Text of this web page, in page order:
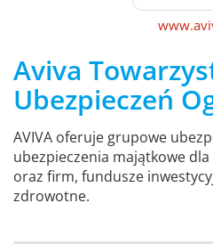
Aviva
Ubezpieczeń
AVIVA oferuje grupowe
ubezpieczenia majątkowe
oraz firm, fundusze
zdrowotne.